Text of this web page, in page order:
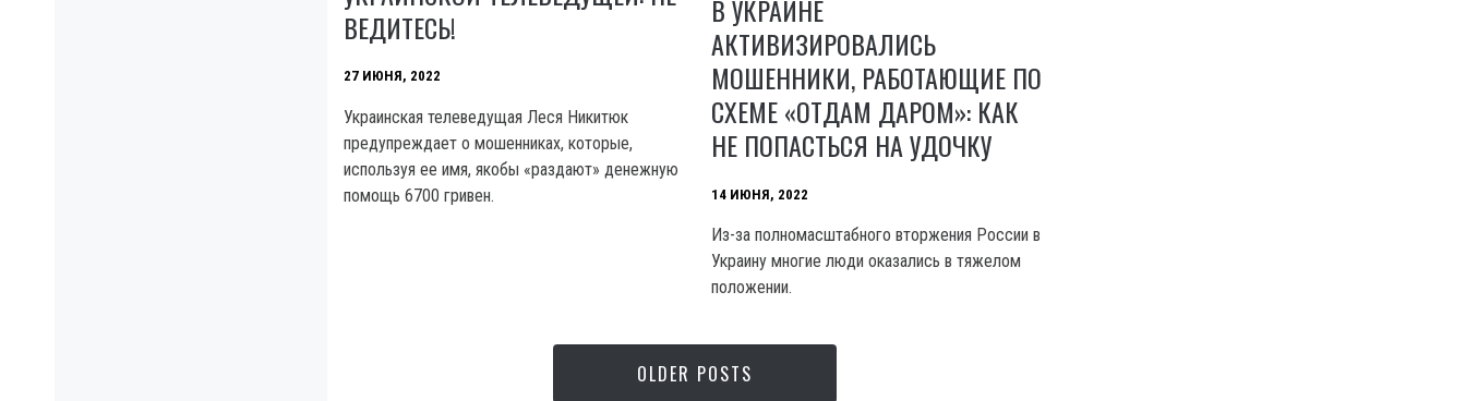
ВЕДИТЕСЬ!
27 ИЮНЯ, 2022
Украинская телеведущая Леся Никитюк
предупреждает о мошенниках, которые,
используя ее имя, якобы «раздают» денежную
помощь 6700 гривен.
В УКРАИНЕ
АКТИВИЗИРОВАЛИСЬ
МОШЕННИКИ, РАБОТАЮЩИЕ ПО
СХЕМЕ «ОТДАМ ДАРОМ»: КАК
НЕ ПОПАСТЬСЯ НА УДОЧКУ
14 ИЮНЯ, 2022
Из-за полномасштабного вторжения России в
Украину многие люди оказались в тяжелом
положении.
OLDER POSTS